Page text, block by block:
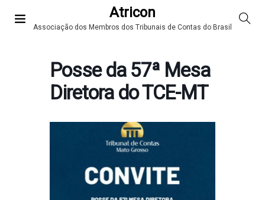
Atricon
Associação dos Membros dos Tribunais de Contas do Brasil
Posse da 57ª Mesa
Diretora do TCE-MT